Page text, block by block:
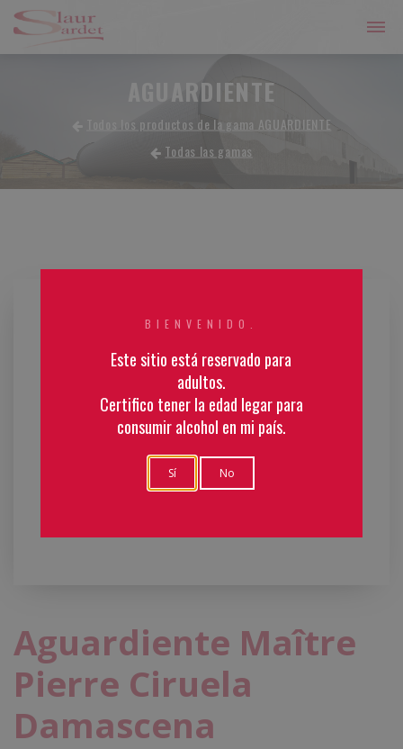
AGUARDIENTE
Todos los productos de la gama AGUARDIENTE
Todas las gamas
Aguardiente Maître
Pierre Ciruela
Damascena
BIENVENIDO.
Este sitio está reservado para
adultos.
Certifico tener la edad legar para
consumir alcohol en mi país.
Sí No